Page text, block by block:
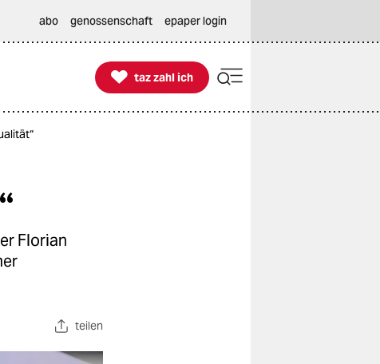
abo genossenschaft epaper login

taz zahl ich
taz zahl ich
Florian
teilen